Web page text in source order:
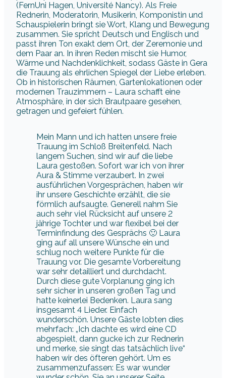
(FernUni Hagen, Université Nancy). Als Freie
Rednerin, Moderatorin, Musikerin, Komponistin und
Schauspielerin bringt sie Wort, Klang und Bewegung
zusammen. Sie spricht Deutsch und Englisch und
passt ihren Ton exakt dem Ort, der Zeremonie und
dem Paar an. In ihren Reden mischt sie Humor,
Wärme und Nachdenklichkeit, sodass Gäste in Gera
die Trauung als ehrlichen Spiegel der Liebe erleben.
Ob in historischen Räumen, Gartenlokationen oder
modernen Trauzimmern – Laura schafft eine
Atmosphäre, in der sich Brautpaare gesehen,
getragen und gefeiert fühlen.
Mein Mann und ich hatten unsere freie
Trauung im Schloß Breitenfeld. Nach
langem Suchen, sind wir auf die liebe
Laura gestoßen. Sofort war ich von ihrer
Aura & Stimme verzaubert. In zwei
ausführlichen Vorgesprächen, haben wir
ihr unsere Geschichte erzählt, die sie
förmlich aufsaugte. Generell nahm Sie
auch sehr viel Rücksicht auf unsere 2
jährige Tochter und war flexibel bei der
Terminfindung des Gesprächs 🙂 Laura
ging auf all unsere Wünsche ein und
schlug noch weitere Punkte für die
Trauung vor. Die gesamte Vorbereitung
war sehr detailliert und durchdacht.
Durch diese gute Vorplanung ging ich
sehr sicher in unseren großen Tag und
hatte keinerlei Bedenken. Laura sang
insgesamt 4 Lieder. Einfach
wunderschön. Unsere Gäste lobten dies
mehrfach: „Ich dachte es wird eine CD
abgespielt, dann gucke ich zur Rednerin
und merke, sie singt das tatsächlich live“
haben wir des öfteren gehört. Um es
zusammenzufassen: Es war wunder